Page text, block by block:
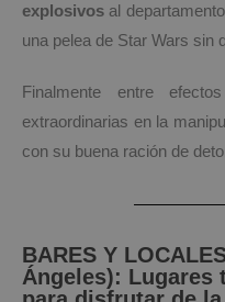
explosivos al
una pelea de Star Wars sin
Finalmente entre
extraordinarias en la
con su buena ración de
BARES Y
Ángeles): Lugares